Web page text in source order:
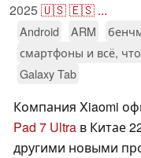
2025🇺🇸🇪🇸 ...
Android ARM
смартфоны и всё,
Galaxy Tab
Компания Xiaomi
Pad 7 Ultra в Китае
другими новыми